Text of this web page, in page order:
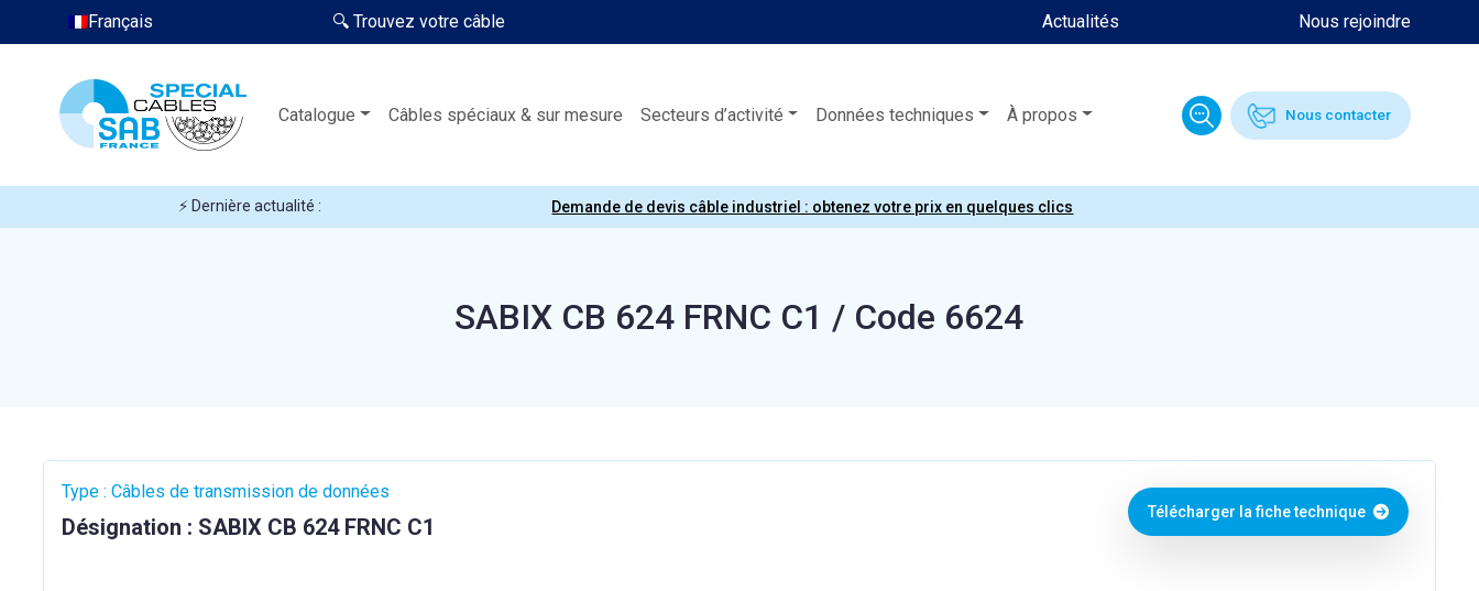
Nous rejoindre
Actualités
🔍 Trouvez votre câble
Français
Catalogue Câbles spéciaux & sur mesure Secteurs d’activité Données techniques À propos Nous contacter
⚡ Dernière actualité : Demande de devis câble industriel : obtenez votre prix en quelques clics
SABIX CB 624 FRNC C1 / Code 6624
Type : Câbles de transmission de données
Désignation : SABIX CB 624 FRNC C1
Télécharger la fiche technique